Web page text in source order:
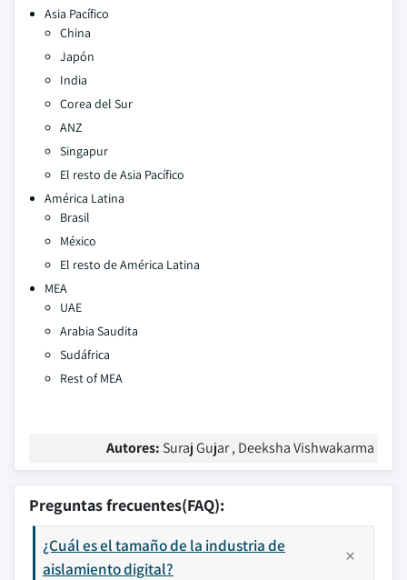
Asia Pacífico
China
Japón
India
Corea del Sur
ANZ
Singapur
El resto de Asia Pacífico
América Latina
Brasil
México
El resto de América Latina
MEA
UAE
Arabia Saudita
Sudáfrica
Rest of MEA
Autores: Suraj Gujar , Deeksha Vishwakarma
Preguntas frecuentes(FAQ):
¿Cuál es el tamaño de la industria de
aislamiento digital?